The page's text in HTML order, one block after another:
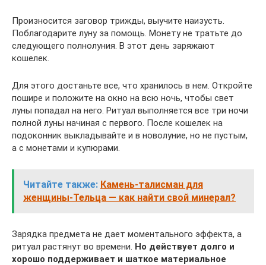
Произносится заговор трижды, выучите наизусть.
Поблагодарите луну за помощь. Монету не тратьте до
следующего полнолуния. В этот день заряжают
кошелек.
Для этого достаньте все, что хранилось в нем. Откройте
пошире и положите на окно на всю ночь, чтобы свет
луны попадал на него. Ритуал выполняется все три ночи
полной луны начиная с первого. После кошелек на
подоконник выкладывайте и в новолуние, но не пустым,
а с монетами и купюрами.
Читайте также: Камень-талисман для
женщины-Тельца — как найти свой минерал?
Зарядка предмета не дает моментального эффекта, а
ритуал растянут во времени. Но действует долго и
хорошо поддерживает и шаткое материальное